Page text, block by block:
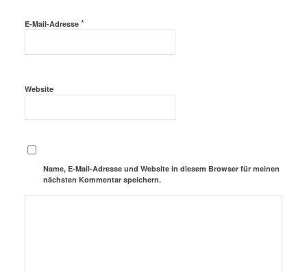
E-Mail-Adresse *
Website
Name, E-Mail-Adresse und Website in diesem Browser für meinen
nächsten Kommentar speichern.